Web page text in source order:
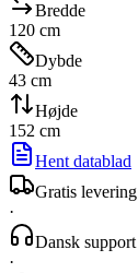
Bredde
120 cm
Dybde
43 cm
Højde
152 cm
Hent datablad
Gratis levering
·
Dansk support
·